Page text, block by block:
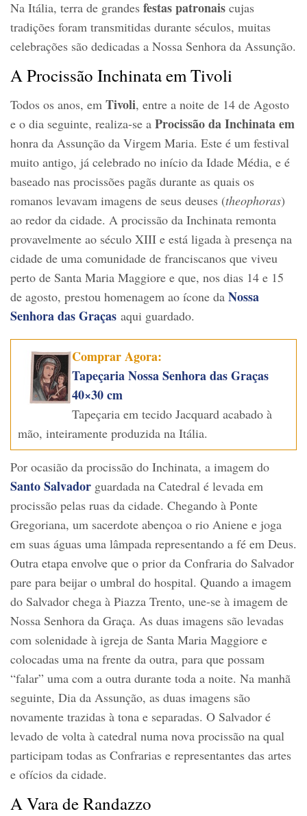
Na Itália, terra de grandes festas patronais cujas
tradições foram transmitidas durante séculos, muitas
celebrações são dedicadas a Nossa Senhora da Assunção.
A Procissão Inchinata em Tivoli
Todos os anos, em Tivoli, entre a noite de 14 de Agosto
e o dia seguinte, realiza-se a Procissão da Inchinata em
honra da Assunção da Virgem Maria. Este é um festival
muito antigo, já celebrado no início da Idade Média, e é
baseado nas procissões pagãs durante as quais os
romanos levavam imagens de seus deuses (theophoras)
ao redor da cidade. A procissão da Inchinata remonta
provavelmente ao século XIII e está ligada à presença na
cidade de uma comunidade de franciscanos que viveu
perto de Santa Maria Maggiore e que, nos dias 14 e 15
de agosto, prestou homenagem ao ícone da Nossa
Senhora das Graças aqui guardado.
Comprar Agora:
Tapeçaria Nossa Senhora das Graças
40×30 cm
Tapeçaria em tecido Jacquard acabado à
mão, inteiramente produzida na Itália.
Por ocasião da procissão do Inchinata, a imagem do
Santo Salvador guardada na Catedral é levada em
procissão pelas ruas da cidade. Chegando à Ponte
Gregoriana, um sacerdote abençoa o rio Aniene e joga
em suas águas uma lâmpada representando a fé em Deus.
Outra etapa envolve que o prior da Confraria do Salvador
pare para beijar o umbral do hospital. Quando a imagem
do Salvador chega à Piazza Trento, une-se à imagem de
Nossa Senhora da Graça. As duas imagens são levadas
com solenidade à igreja de Santa Maria Maggiore e
colocadas uma na frente da outra, para que possam
“falar” uma com a outra durante toda a noite. Na manhã
seguinte, Dia da Assunção, as duas imagens são
novamente trazidas à tona e separadas. O Salvador é
levado de volta à catedral numa nova procissão na qual
participam todas as Confrarias e representantes das artes
e ofícios da cidade.
A Vara de Randazzo